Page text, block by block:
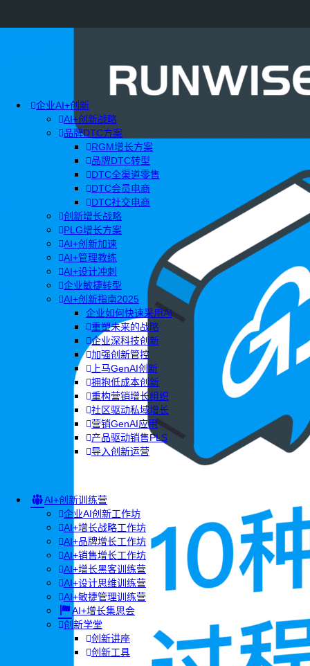
企业AI+创新
AI+创新战略
品牌DTC方案
RGM增长方案
品牌DTC转型
DTC全渠道零售
DTC会员电商
DTC社交电商
创新增长战略
PLG增长方案
AI+创新加速
AI+管理教练
AI+设计冲刺
企业敏捷转型
AI+创新指南2025
企业如何快速采用AI
重塑未来的战略
企业深科技创新
加强创新管控
上马GenAI创新
拥抱低成本创新
重构营销增长组织
社区驱动私域增长
营销GenAI应用
产品驱动销售PLS
导入创新运营
AI+创新训练营
企业AI创新工作坊
AI+增长战略工作坊
AI+品牌增长工作坊
AI+销售增长工作坊
AI+增长黑客训练营
AI+设计思维训练营
AI+敏捷管理训练营
AI+增长集思会
创新学堂
创新讲座
创新工具